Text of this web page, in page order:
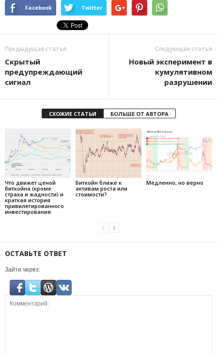
Facebook Twitter
Предыдущая статья
Скрытый
предупреждающий
сигнал
Следующая статья
Новый эксперимент в
кумулятивном
разрушении
СХОЖИЕ СТАТЬИ БОЛЬШЕ ОТ АВТОРА
Что движет ценой
биткойна (кроме
страха и жадности) и
краткая история
привилегированного
инвестирования
Биткойн ближе к
активам роста или
стоимости?
Медленно, но верно
ОСТАВЬТЕ ОТВЕТ
Зайти через: